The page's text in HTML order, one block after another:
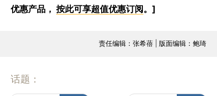
优惠产品，按此可享超值优惠订阅。]
责任编辑：张希蓓 | 版面编辑：鲍琦
话题：